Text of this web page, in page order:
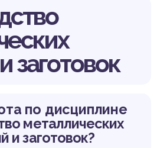
заготовок
по дисциплине
металлических
и заготовок?